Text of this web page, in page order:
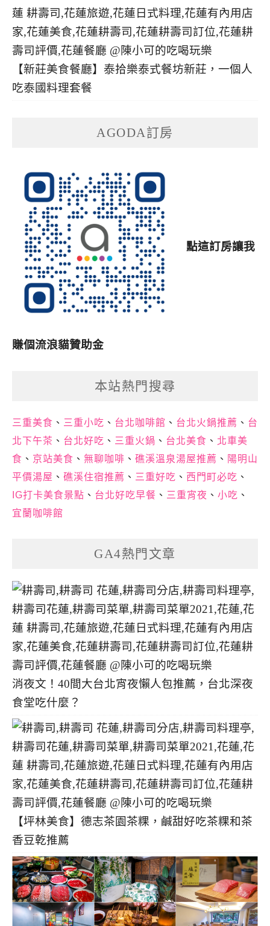
【新莊美食餐廳】泰拾樂泰式餐坊新莊，一個人
吃泰國料理套餐
AGODA訂房
點這訂房讓我
賺個流浪貓贊助金
本站熱門搜尋
三重美食 、 三重小吃 、 台北咖啡館 、 台北火鍋推薦 、 台
北下午茶 、 台北好吃 、 三重火鍋 、 台北美食 、 北車美
食 、 京站美食 、 無聊咖啡 、 礁溪溫泉湯屋推薦 、 陽明山
平價湯屋 、 礁溪住宿推薦 、 三重好吃 、 西門町必吃 、
IG打卡美食景點 、 台北好吃早餐 、 三重宵夜 、 小吃 、
宜蘭咖啡館
GA4熱門文章
消夜文！40間大台北宵夜懶人包推薦，台北深夜
食堂吃什麼？
【坪林美食】德志茶園茶粿，鹹甜好吃茶粿和茶
香豆乾推薦